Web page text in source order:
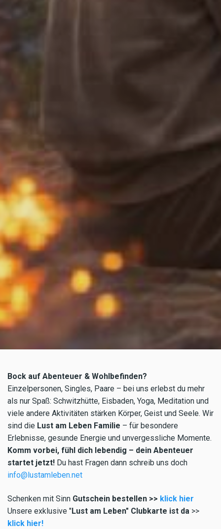
Bock auf Abenteuer & Wohlbefinden?
Einzelpersonen, Singles, Paare – bei uns erlebst du mehr
als nur Spaß: Schwitzhütte, Eisbaden, Yoga, Meditation und
viele andere Aktivitäten stärken Körper, Geist und Seele. Wir
sind die Lust am Leben Familie – für besondere
Erlebnisse, gesunde Energie und unvergessliche Momente.
Komm vorbei, fühl dich lebendig – dein Abenteuer
startet jetzt! Du hast Fragen dann schreib uns doch
info@lustamleben.net
Schenken mit Sinn Gutschein bestellen >> klick hier
Unsere exklusive "Lust am Leben" Clubkarte ist da >>
klick hier!